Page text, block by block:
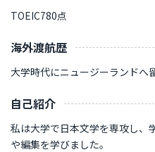
TOEIC780点
海外渡航歴
大学時代にニュージーランドへ
自己紹介
私は大学で日本文学を専攻し、
や編集を学びました。